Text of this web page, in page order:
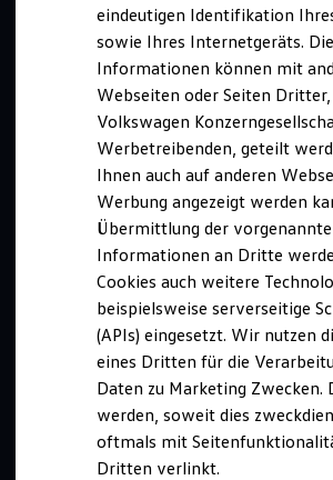
Lifestyle Shop
T-Roc Kollektion
Golf Kollektion
Volkswagen Kollektion
R-Kollektion
GTI Kollektion
Fußball Drop
we drive football
#wedriveproud
Besitzer und Service
myVolkswagen
Software Updates
Service und Ersatzteile
Inspektion und HU/AU
Reparaturen und Checks
Motorenöl und
Räder und Reifen
Pannen- und Unfallhilfe
Economy Service
Volkswagen Teile
Zubehör
Modellspezifisches Zubehör
eindeutigen Identifikation
sowie Ihres Internetgeräts. Die
Informationen können mit
Webseiten oder Seiten Dritter,
Volkswagen
Werbetreibenden, geteilt
Ihnen auch auf anderen
Werbung angezeigt werden
Übermittlung der
Informationen an Dritte
Cookies auch weitere
beispielsweise serverseitige
(APIs) eingesetzt. Wir nutzen
eines Dritten für die
Daten zu Marketing Zwecken.
werden, soweit dies
oftmals mit
Dritten verlinkt.